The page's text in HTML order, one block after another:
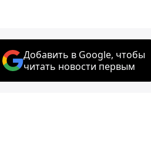
Добавить в Google, чтобы
читать новости первым